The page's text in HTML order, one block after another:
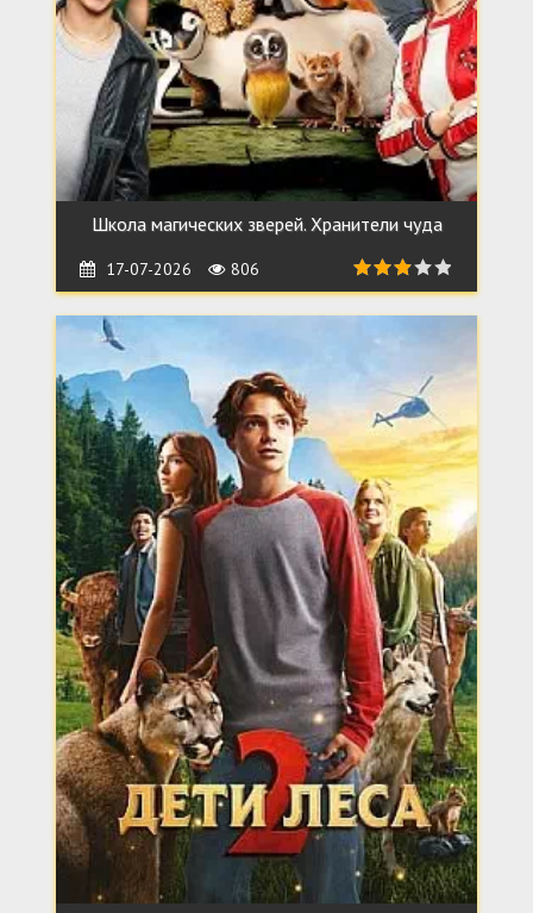
Школа магических зверей. Хранители чуда
17-07-2026 806